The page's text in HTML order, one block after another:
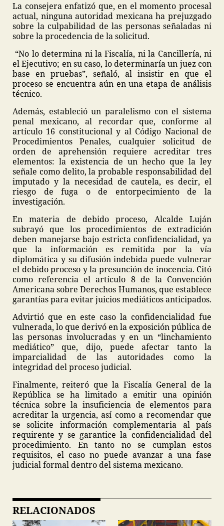
La consejera enfatizó que, en el momento procesal
actual, ninguna autoridad mexicana ha prejuzgado
sobre la culpabilidad de las personas señaladas ni
sobre la procedencia de la solicitud.
“No lo determina ni la Fiscalía, ni la Cancillería, ni
el Ejecutivo; en su caso, lo determinaría un juez con
base en pruebas”, señaló, al insistir en que el
proceso se encuentra aún en una etapa de análisis
técnico.
Además, estableció un paralelismo con el sistema
penal mexicano, al recordar que, conforme al
artículo 16 constitucional y al Código Nacional de
Procedimientos Penales, cualquier solicitud de
orden de aprehensión requiere acreditar tres
elementos: la existencia de un hecho que la ley
señale como delito, la probable responsabilidad del
imputado y la necesidad de cautela, es decir, el
riesgo de fuga o de entorpecimiento de la
investigación.
En materia de debido proceso, Alcalde Luján
subrayó que los procedimientos de extradición
deben manejarse bajo estricta confidencialidad, ya
que la información es remitida por la vía
diplomática y su difusión indebida puede vulnerar
el debido proceso y la presunción de inocencia. Citó
como referencia el artículo 8 de la Convención
Americana sobre Derechos Humanos, que establece
garantías para evitar juicios mediáticos anticipados.
Advirtió que en este caso la confidencialidad fue
vulnerada, lo que derivó en la exposición pública de
las personas involucradas y en un “linchamiento
mediático” que, dijo, puede afectar tanto la
imparcialidad de las autoridades como la
integridad del proceso judicial.
Finalmente, reiteró que la Fiscalía General de la
República se ha limitado a emitir una opinión
técnica sobre la insuficiencia de elementos para
acreditar la urgencia, así como a recomendar que
se solicite información complementaria al país
requirente y se garantice la confidencialidad del
procedimiento. En tanto no se cumplan estos
requisitos, el caso no puede avanzar a una fase
judicial formal dentro del sistema mexicano.
RELACIONADOS